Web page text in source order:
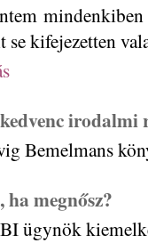
se kifejezetten
irodalmi
Bemelmans
megnősz?
ügynök